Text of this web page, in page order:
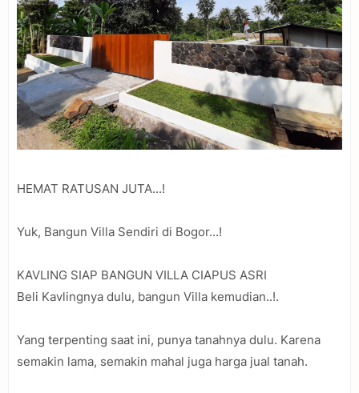
HEMAT RATUSAN JUTA...!
Yuk, Bangun Villa Sendiri di Bogor...!
KAVLING SIAP BANGUN VILLA CIAPUS ASRI
Beli Kavlingnya dulu, bangun Villa kemudian..!.
Yang terpenting saat ini, punya tanahnya dulu. Karena
semakin lama, semakin mahal juga harga jual tanah.